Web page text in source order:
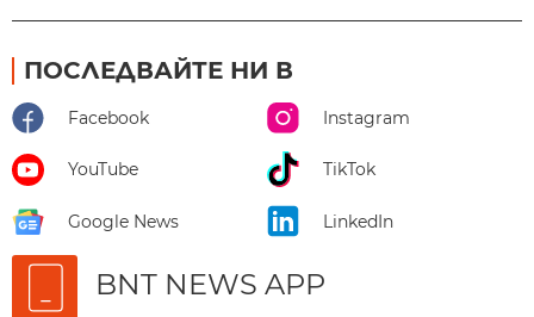
ПОСЛЕДВАЙТЕ НИ В
Facebook Instagram
YouTube TikTok
Google News LinkedIn
BNT NEWS APP